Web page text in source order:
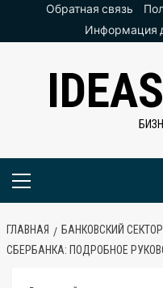
ПерейтиОбратная связь
Информация
Основное
ГЛАВНАЯ БАНКОВСКИЙ СЕКТОР
СБЕРБАНКА: ПОДРОБНОЕ